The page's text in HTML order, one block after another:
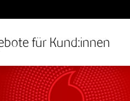
für Kund:innen